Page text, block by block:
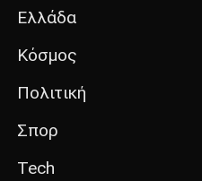
Ελλάδα
Κόσμος
Πολιτική
Σπορ
Tech